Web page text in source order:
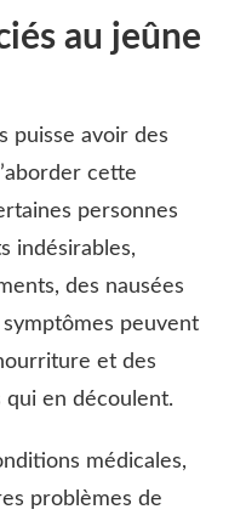
au jeûne
puisse avoir des
cette
personnes
indésirables,
des nausées
peuvent
et des
qui en découlent.
médicales,
problèmes de